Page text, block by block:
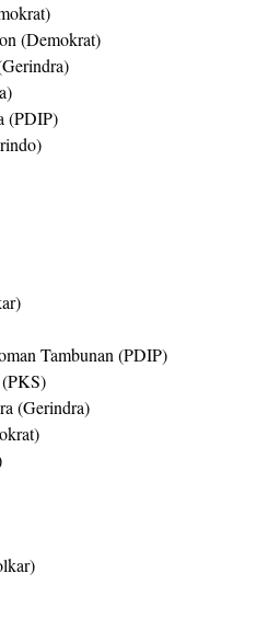
(Demokrat)
(PDIP)
Tambunan (PDIP)
(Gerindra)